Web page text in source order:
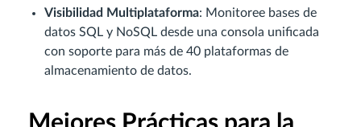
Visibilidad Multiplataforma: Monitoree bases de
datos SQL y NoSQL desde una consola unificada
con soporte para más de 40 plataformas de
almacenamiento de datos.